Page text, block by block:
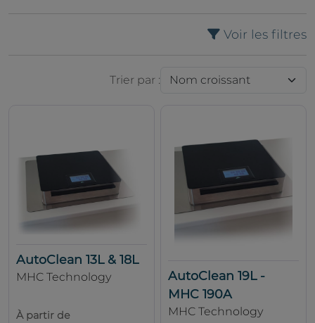
Voir les filtres
Trier par :
AutoClean 13L & 18L
MHC Technology
À partir de
AutoClean 19L -
MHC 190A
MHC Technology